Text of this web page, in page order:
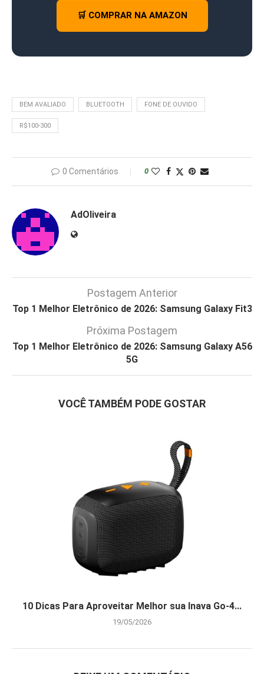
🛒 COMPRAR NA AMAZON
BEM AVALIADO BLUETOOTH FONE DE OUVIDO
R$100-300
0 Comentários 0
AdOliveira
Postagem Anterior
Top 1 Melhor Eletrônico de 2026: Samsung Galaxy Fit3
Próxima Postagem
Top 1 Melhor Eletrônico de 2026: Samsung Galaxy A56
5G
VOCÊ TAMBÉM PODE GOSTAR
10 Dicas Para Aproveitar Melhor sua Inava Go-4...
19/05/2026